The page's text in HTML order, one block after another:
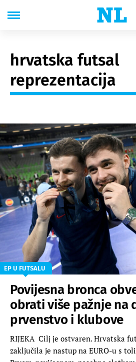
hrvatska futsal
reprezentacija
EP U FUTSALU
Povijesna bronca
obrati više pažnje na
prvenstvo i klubove
RIJEKA Cilj je ostvaren. Hrvatska
zaključila je nastup na EURO-u s